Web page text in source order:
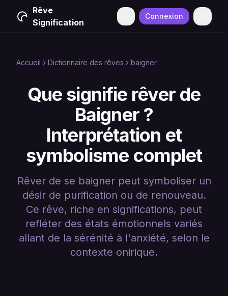
Rêve
Signification
Menu Connexion
Accueil Dictionnaire des rêves baigner
Que signifie rêver de
Baigner ?
Interprétation et
symbolisme complet
Rêver de se baigner peut symboliser un
désir de purification ou de renouveau.
Ce rêve, riche en significations, peut
refléter des états émotionnels variés
allant de la sérénité à l'anxiété, selon le
contexte onirique.